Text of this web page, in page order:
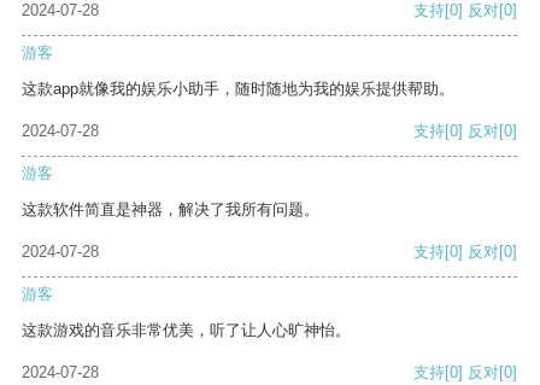
2024-07-28
支持[0] 反对[0]
游客
这款app就像我的娱乐小助手，随时随地为我的娱乐提供帮助。
2024-07-28 支持[0] 反对[0]
游客
这款软件简直是神器，解决了我所有问题。
2024-07-28 支持[0] 反对[0]
游客
这款游戏的音乐非常优美，听了让人心旷神怡。
2024-07-28 支持[0] 反对[0]